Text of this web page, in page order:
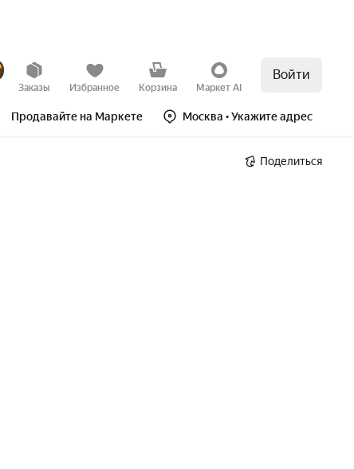
Заказы Избранное Корзина Маркет AI
Войти
Продавайте на Маркете Москва • Укажите адрес
Поделиться